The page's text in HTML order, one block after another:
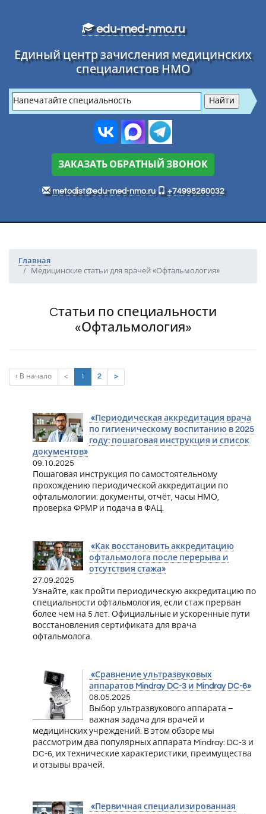
edu-med-nmo.ru
Единый центр зачисления медицинских
специалистов НМО
ЗАКАЗАТЬ ОБРАТНЫЙ ЗВОНОК
metodist@edu-med-nmo.ru +74998260032
Главная
Медицинские статьи для врачей «Офтальмология»
Cтатьи по специальности
«Офтальмология»
‹ В начало < 1 (current)
2 >
«Периодическая аккредитация врача
по гигиеническому воспитанию в 2025
году: пошаговая инструкция и список
документов»
09.10.2025
Пошаговая инструкция по самостоятельному
прохождению периодической аккредитации по
офтальмологии: документы, отчёт, часы НМО,
проверка ФРМР и подача в ФАЦ.
«Как восстановить аккредитацию
офтальмолога после перерыва и
отсутствия стажа»
27.09.2025
Узнайте, как пройти периодическую аккредитацию по
специальности офтальмология, если стаж прерван
более чем на 5 лет. Официальные и ускоренные пути
восстановления сертификата для врача
офтальмолога.
«Сравнение ультразвуковых
аппаратов Mindray DC-3 и Mindray DC-6»
08.05.2025
Выбор ультразвукового аппарата –
важная задача для врачей и
медицинских учреждений. В этом обзоре мы
рассмотрим два популярных аппарата Mindray: DC-3 и
DC-6, их технические характеристики, преимущества
и отзывы врачей.
«Первичная специализированная